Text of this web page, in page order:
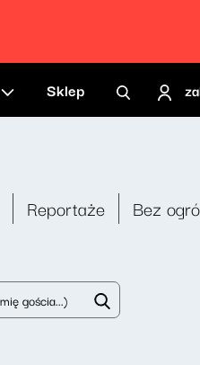
Sklep
Reportaże Bez